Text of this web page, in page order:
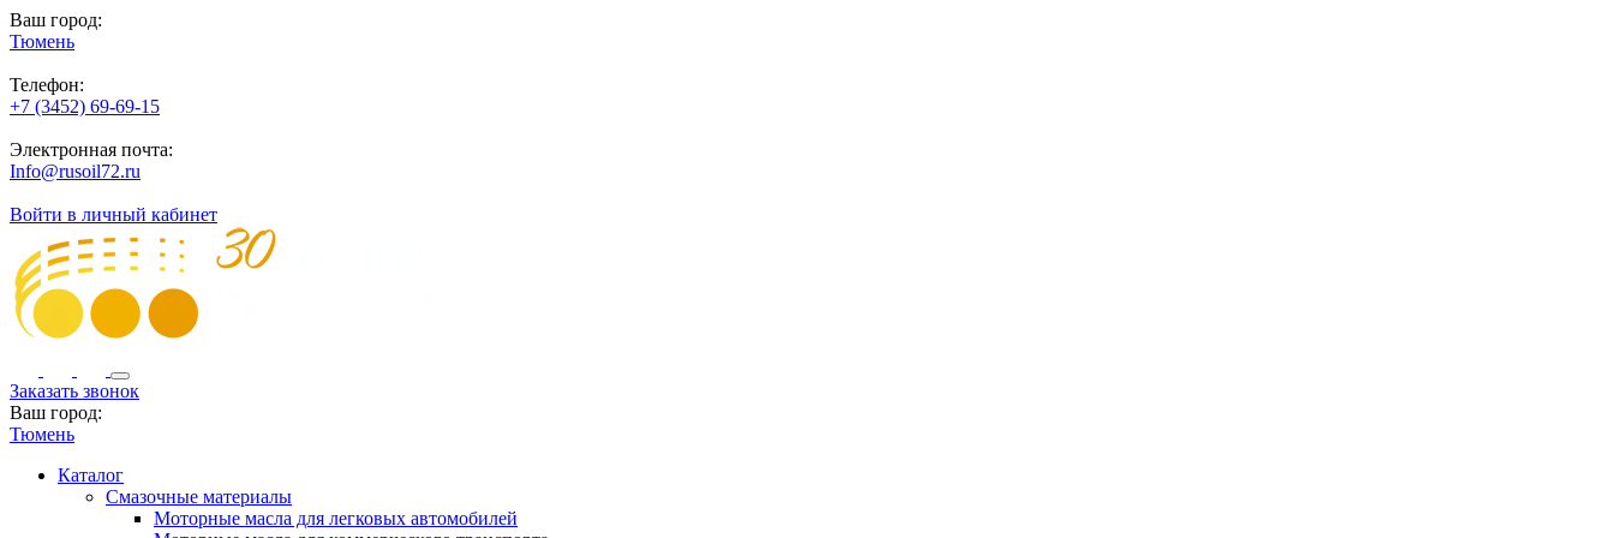
Ваш город:
Тюмень
Телефон:
+7 (3452) 69-69-15
Электронная почта:
Info@rusoil72.ru
Войти в личный кабинет
Заказать звонок
Ваш город:
Тюмень
Каталог
Смазочные материалы
Моторные масла для легковых автомобилей